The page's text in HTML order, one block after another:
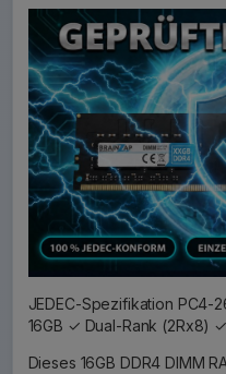
JEDEC-Spezifikation PC4-
16GB ✓ Dual-Rank (2Rx8)
Dieses 16GB DDR4 DIMM